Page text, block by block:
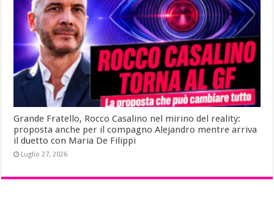
Grande Fratello, Rocco Casalino nel mirino del reality:
proposta anche per il compagno Alejandro mentre arriva
il duetto con Maria De Filippi
Luglio 27, 2026